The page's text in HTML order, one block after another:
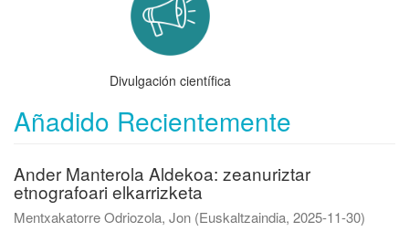
Divulgación científica
Añadido Recientemente
Ander Manterola Aldekoa: zeanuriztar
etnografoari elkarrizketa
Mentxakatorre Odriozola, Jon (Euskaltzaindia, 2025-11-30)